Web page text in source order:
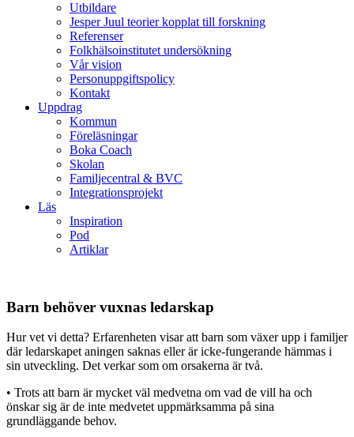
Utbildare
Jesper Juul teorier kopplat till forskning
Referenser
Folkhälsoinstitutet undersökning
Vår vision
Personuppgiftspolicy
Kontakt
Uppdrag
Kommun
Föreläsningar
Boka Coach
Skolan
Familjecentral & BVC
Integrationsprojekt
Läs
Inspiration
Pod
Artiklar
Barn behöver vuxnas ledarskap
Hur vet vi detta? Erfarenheten visar att barn som växer upp i familjer
där ledarskapet aningen saknas eller är icke-fungerande hämmas i
sin utveckling. Det verkar som om orsakerna är två.
• Trots att barn är mycket väl medvetna om vad de vill ha och
önskar sig är de inte medvetet uppmärksamma på sina
grundläggande behov.